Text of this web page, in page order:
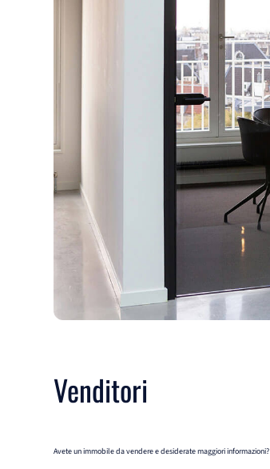
Venditori
Avete un immobile da vendere e desiderate maggiori informazioni?